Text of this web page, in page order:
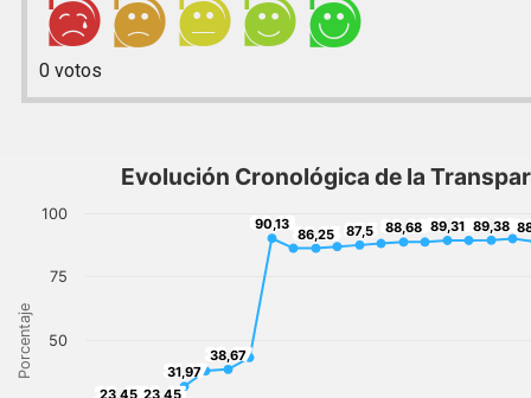
0votos
Porcentaje
Evolución Cronológica de la
23,45
23,45 23,45
23,45
31,97
31,97
38,67
38,67
90,13
90,13 86,25
86,25 87,5
87,5 88,68
88,68 89,31
89,31 89,38
89,38
50
75
100